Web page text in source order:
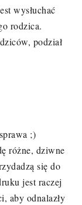
wysłuchać
rodzica.
podział
;)
różne, dziwne
się do
jest raczej
aby odnalazły